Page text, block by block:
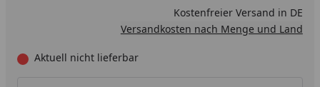
Kostenfreier Versand in DE
Versandkosten nach Menge und Land
Aktuell nicht lieferbar